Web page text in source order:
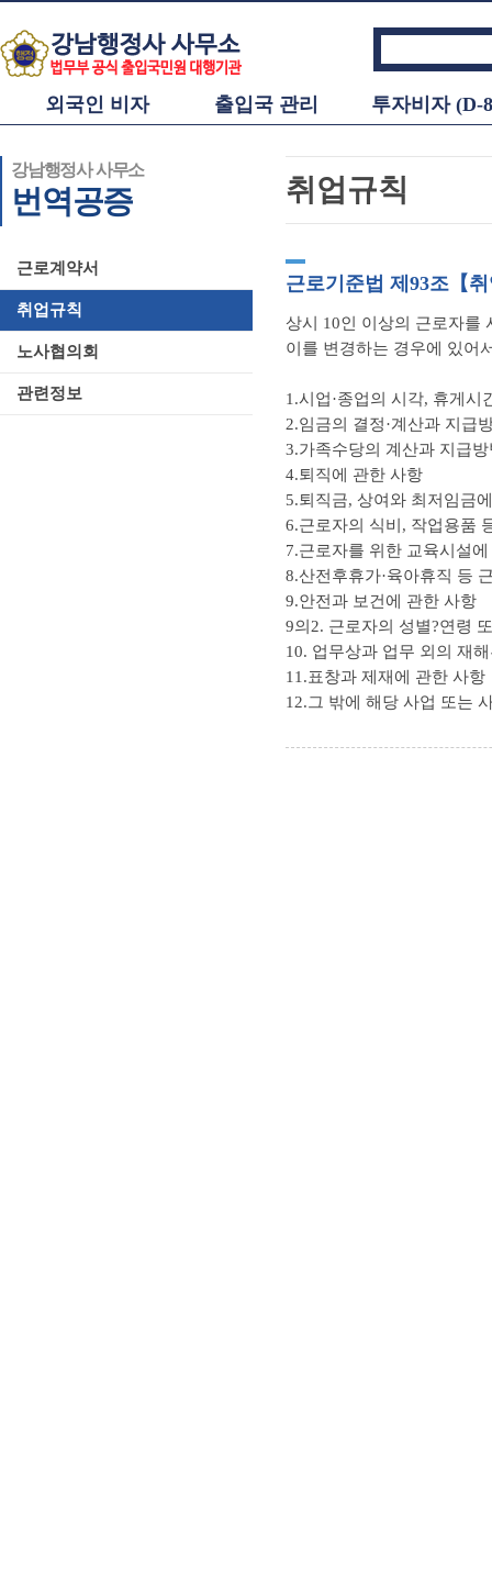
외국인 비자 출입국 관리 투자비자 (D-
강남행정사 사무소
번역공증
근로계약서
취업규칙
노사협의회
관련정보
취업규칙
근로기준법 제93조【
상시 10인 이상의 근로자를
이를 변경하는 경우에 있어
1.시업·종업의 시각, 휴게
2.임금의 결정·계산과 지급
3.가족수당의 계산과 지급
4.퇴직에 관한 사항
5.퇴직금, 상여와 최저임금
6.근로자의 식비, 작업용품
7.근로자를 위한 교육시설
8.산전후휴가·육아휴직 등
9.안전과 보건에 관한 사항
9의2. 근로자의 성별?연령
10. 업무상과 업무 외의 재
11.표창과 제재에 관한 사항
12.그 밖에 해당 사업 또는